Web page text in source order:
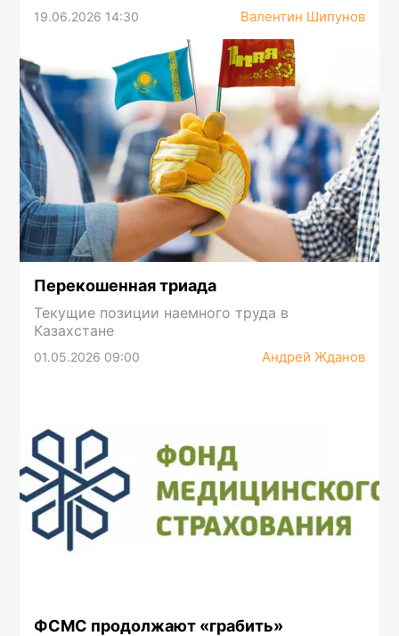
19.06.2026 14:30 Валентин Шипунов
Перекошенная триада
Текущие позиции наемного труда в
Казахстане
01.05.2026 09:00 Андрей Жданов
ФСМС продолжают «грабить»